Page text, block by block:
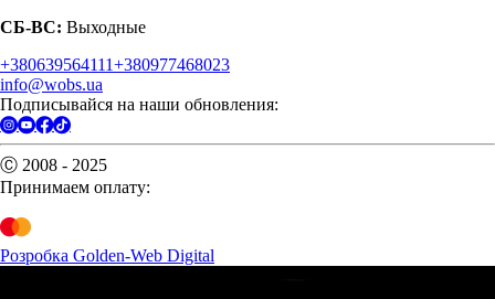
СБ-ВС: Выходные
+380639564111+380977468023
info@wobs.ua
Подписывайся на наши обновления:
Ⓒ 2008 - 2025
Принимаем оплату:
Розробка Golden-Web Digital